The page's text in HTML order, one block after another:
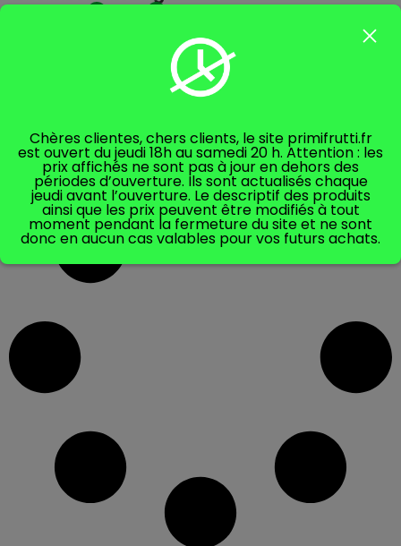
Chères clientes, chers clients, le site primifrutti.fr
est ouvert du jeudi 18h au samedi 20 h. Attention : les
prix affichés ne sont pas à jour en dehors des
périodes d’ouverture. Ils sont actualisés chaque
jeudi avant l’ouverture. Le descriptif des produits
ainsi que les prix peuvent être modifiés à tout
moment pendant la fermeture du site et ne sont
donc en aucun cas valables pour vos futurs achats.